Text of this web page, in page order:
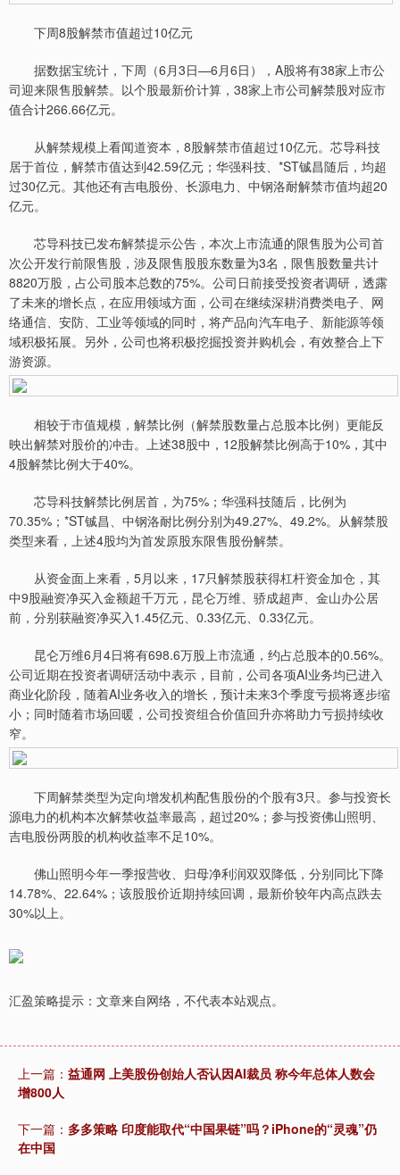
下周8股解禁市值超过10亿元
据数据宝统计，下周（6月3日—6月6日），A股将有38家上市公
司迎来限售股解禁。以个股最新价计算，38家上市公司解禁股对应市
值合计266.66亿元。
从解禁规模上看闻道资本，8股解禁市值超过10亿元。芯导科技
居于首位，解禁市值达到42.59亿元；华强科技、*ST铖昌随后，均超
过30亿元。其他还有吉电股份、长源电力、中钢洛耐解禁市值均超20
亿元。
芯导科技已发布解禁提示公告，本次上市流通的限售股为公司首
次公开发行前限售股，涉及限售股股东数量为3名，限售股数量共计
8820万股，占公司股本总数的75%。公司日前接受投资者调研，透露
了未来的增长点，在应用领域方面，公司在继续深耕消费类电子、网
络通信、安防、工业等领域的同时，将产品向汽车电子、新能源等领
域积极拓展。另外，公司也将积极挖掘投资并购机会，有效整合上下
游资源。
相较于市值规模，解禁比例（解禁股数量占总股本比例）更能反
映出解禁对股价的冲击。上述38股中，12股解禁比例高于10%，其中
4股解禁比例大于40%。
芯导科技解禁比例居首，为75%；华强科技随后，比例为
70.35%；*ST铖昌、中钢洛耐比例分别为49.27%、49.2%。从解禁股
类型来看，上述4股均为首发原股东限售股份解禁。
从资金面上来看，5月以来，17只解禁股获得杠杆资金加仓，其
中9股融资净买入金额超千万元，昆仑万维、骄成超声、金山办公居
前，分别获融资净买入1.45亿元、0.33亿元、0.33亿元。
昆仑万维6月4日将有698.6万股上市流通，约占总股本的0.56%。
公司近期在投资者调研活动中表示，目前，公司各项AI业务均已进入
商业化阶段，随着AI业务收入的增长，预计未来3个季度亏损将逐步缩
小；同时随着市场回暖，公司投资组合价值回升亦将助力亏损持续收
窄。
下周解禁类型为定向增发机构配售股份的个股有3只。参与投资长
源电力的机构本次解禁收益率最高，超过20%；参与投资佛山照明、
吉电股份两股的机构收益率不足10%。
佛山照明今年一季报营收、归母净利润双双降低，分别同比下降
14.78%、22.64%；该股股价近期持续回调，最新价较年内高点跌去
30%以上。
汇盈策略提示：文章来自网络，不代表本站观点。
上一篇： 益通网 上美股份创始人否认因AI裁员 称今年总体人数会
增800人
下一篇： 多多策略 印度能取代“中国果链”吗？iPhone的“灵魂”仍
在中国